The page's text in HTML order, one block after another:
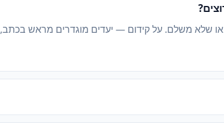
שלא משלם. על קידום — יעדים מוגדרים מראש בכתב,